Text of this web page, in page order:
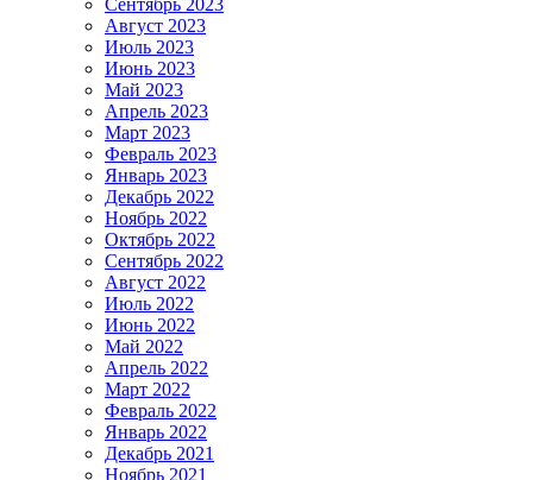
Сентябрь 2023
Август 2023
Июль 2023
Июнь 2023
Май 2023
Апрель 2023
Март 2023
Февраль 2023
Январь 2023
Декабрь 2022
Ноябрь 2022
Октябрь 2022
Сентябрь 2022
Август 2022
Июль 2022
Июнь 2022
Май 2022
Апрель 2022
Март 2022
Февраль 2022
Январь 2022
Декабрь 2021
Ноябрь 2021